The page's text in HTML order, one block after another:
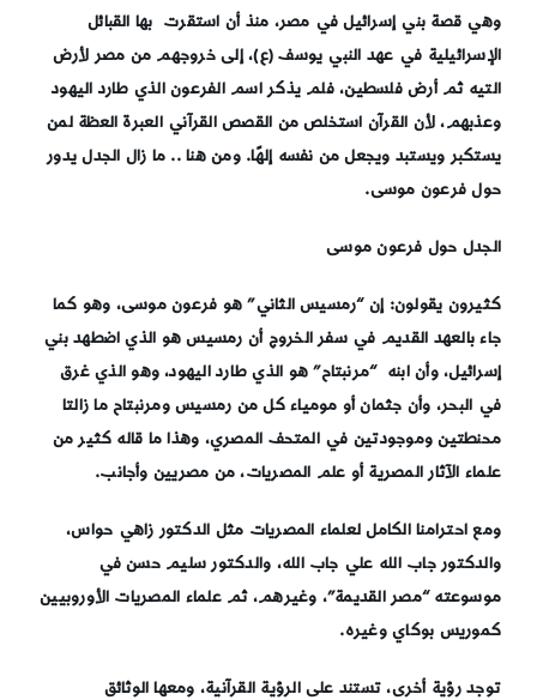
وهي قصة بني إسرائيل في مصر، منذ أن استقرت بها القبائل
الإسرائيلية في عهد النبي يوسف (ع)، إلى خروجهم من مصر لأرض
التيه ثم أرض فلسطين، فلم يذكر اسم الفرعون الذي طارد اليهود
وعذبهم، لأن القرآن استخلص من القصص القرآني العبرة العظة لمن
يستكبر ويستبد ويجعل من نفسه إلهًا. ومن هنا .. ما زال الجدل يدور
حول فرعون موسى.
الجدل حول فرعون موسى
كثيرون يقولون: إن “رمسيس الثاني” هو فرعون موسى، وهو كما
جاء بالعهد القديم في سفر الخروج أن رمسيس هو الذي اضطهد بني
إسرائيل، وأن ابنه “مرنبتاح” هو الذي طارد اليهود، وهو الذي غرق
في البحر، وأن جثمان أو مومياء كل من رمسيس ومرنبتاح ما زالتا
محنطتين وموجودتين في المتحف المصري، وهذا ما قاله كثير من
علماء الآثار المصرية أو علم المصريات، من مصريين وأجانب.
ومع احترامنا الكامل لعلماء المصريات مثل الدكتور زاهي حواس،
والدكتور جاب الله علي جاب الله، والدكتور سليم حسن في
موسوعته “مصر القديمة”، وغيرهم، ثم علماء المصريات الأوروبيين
كموريس بوكاي وغيره.
توجد رؤية أخرى، تستند على الرؤية القرآنية، ومعها الوثائق